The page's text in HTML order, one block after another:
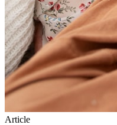
Article